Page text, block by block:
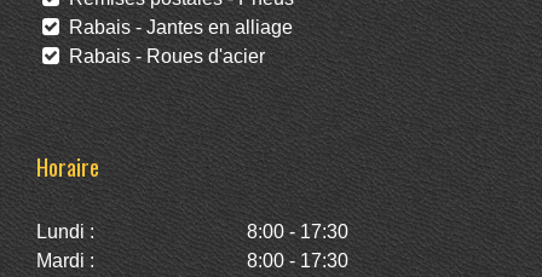
Rabais - Jantes en alliage
Rabais - Roues d'acier
Horaire
Lundi :
8:00 - 17:30
Mardi :
8:00 - 17:30